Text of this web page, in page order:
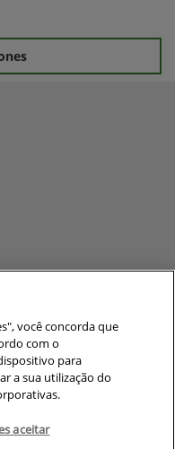
64
você concorda que
com o
para
a sua utilização do
aceitar